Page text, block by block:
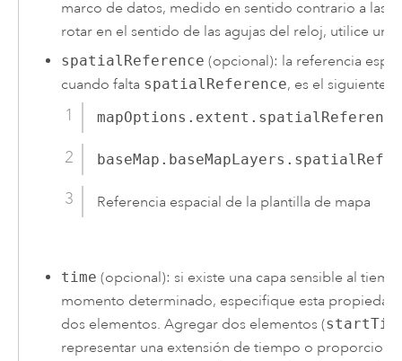
marco de datos, medido en sentido contrario a las
rotar en el sentido de las agujas del reloj, utilice un
spatialReference (opcional): la referencia
cuando falta spatialReference, es el siguiente:
mapOptions.extent.spatialReference
Referencia espacial de la plantilla de mapa
time (opcional): si existe una capa sensible al
momento determinado, especifique esta
dos elementos. Agregar dos elementos (
representar una extensión de tiempo o